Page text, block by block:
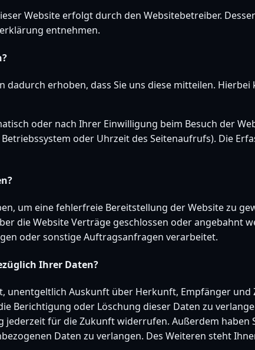
Website erfolgt durch den Websitebetreiber.
entnehmen.
dadurch erhoben, dass Sie uns diese mitteilen.
oder nach Ihrer Einwilligung beim Besuch der
oder Uhrzeit des Seitenaufrufs). Die
um eine fehlerfreie Bereitstellung der Website zu
die Website Verträge geschlossen oder angebahnt
oder sonstige Auftragsanfragen verarbeitet.
Ihrer Daten?
unentgeltlich Auskunft über Herkunft, Empfänger
Berichtigung oder Löschung dieser Daten zu
jederzeit für die Zukunft widerrufen. Außerdem
Daten zu verlangen. Des Weiteren steht